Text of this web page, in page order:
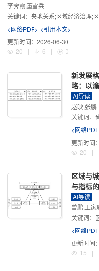
李霁霞,董雪兵
关键词： 央地关系;区域经济治理;
<网络PDF> <引用本文>
更新时间： 2026-06-30
20
| 6 | 0
新发展
略：以
AI导读
赵映,张鹏
关键词：
<网络
更新时间：
20
|
区域与
与指标
AI导读
曾鹏,王家
关键词：
<网络
更新时间：
15
|